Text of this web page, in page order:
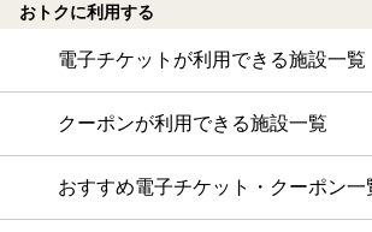
おトクに利用する
電子チケットが利用できる施設一覧
クーポンが利用できる施設一覧
おすすめ電子チケット・クーポン一